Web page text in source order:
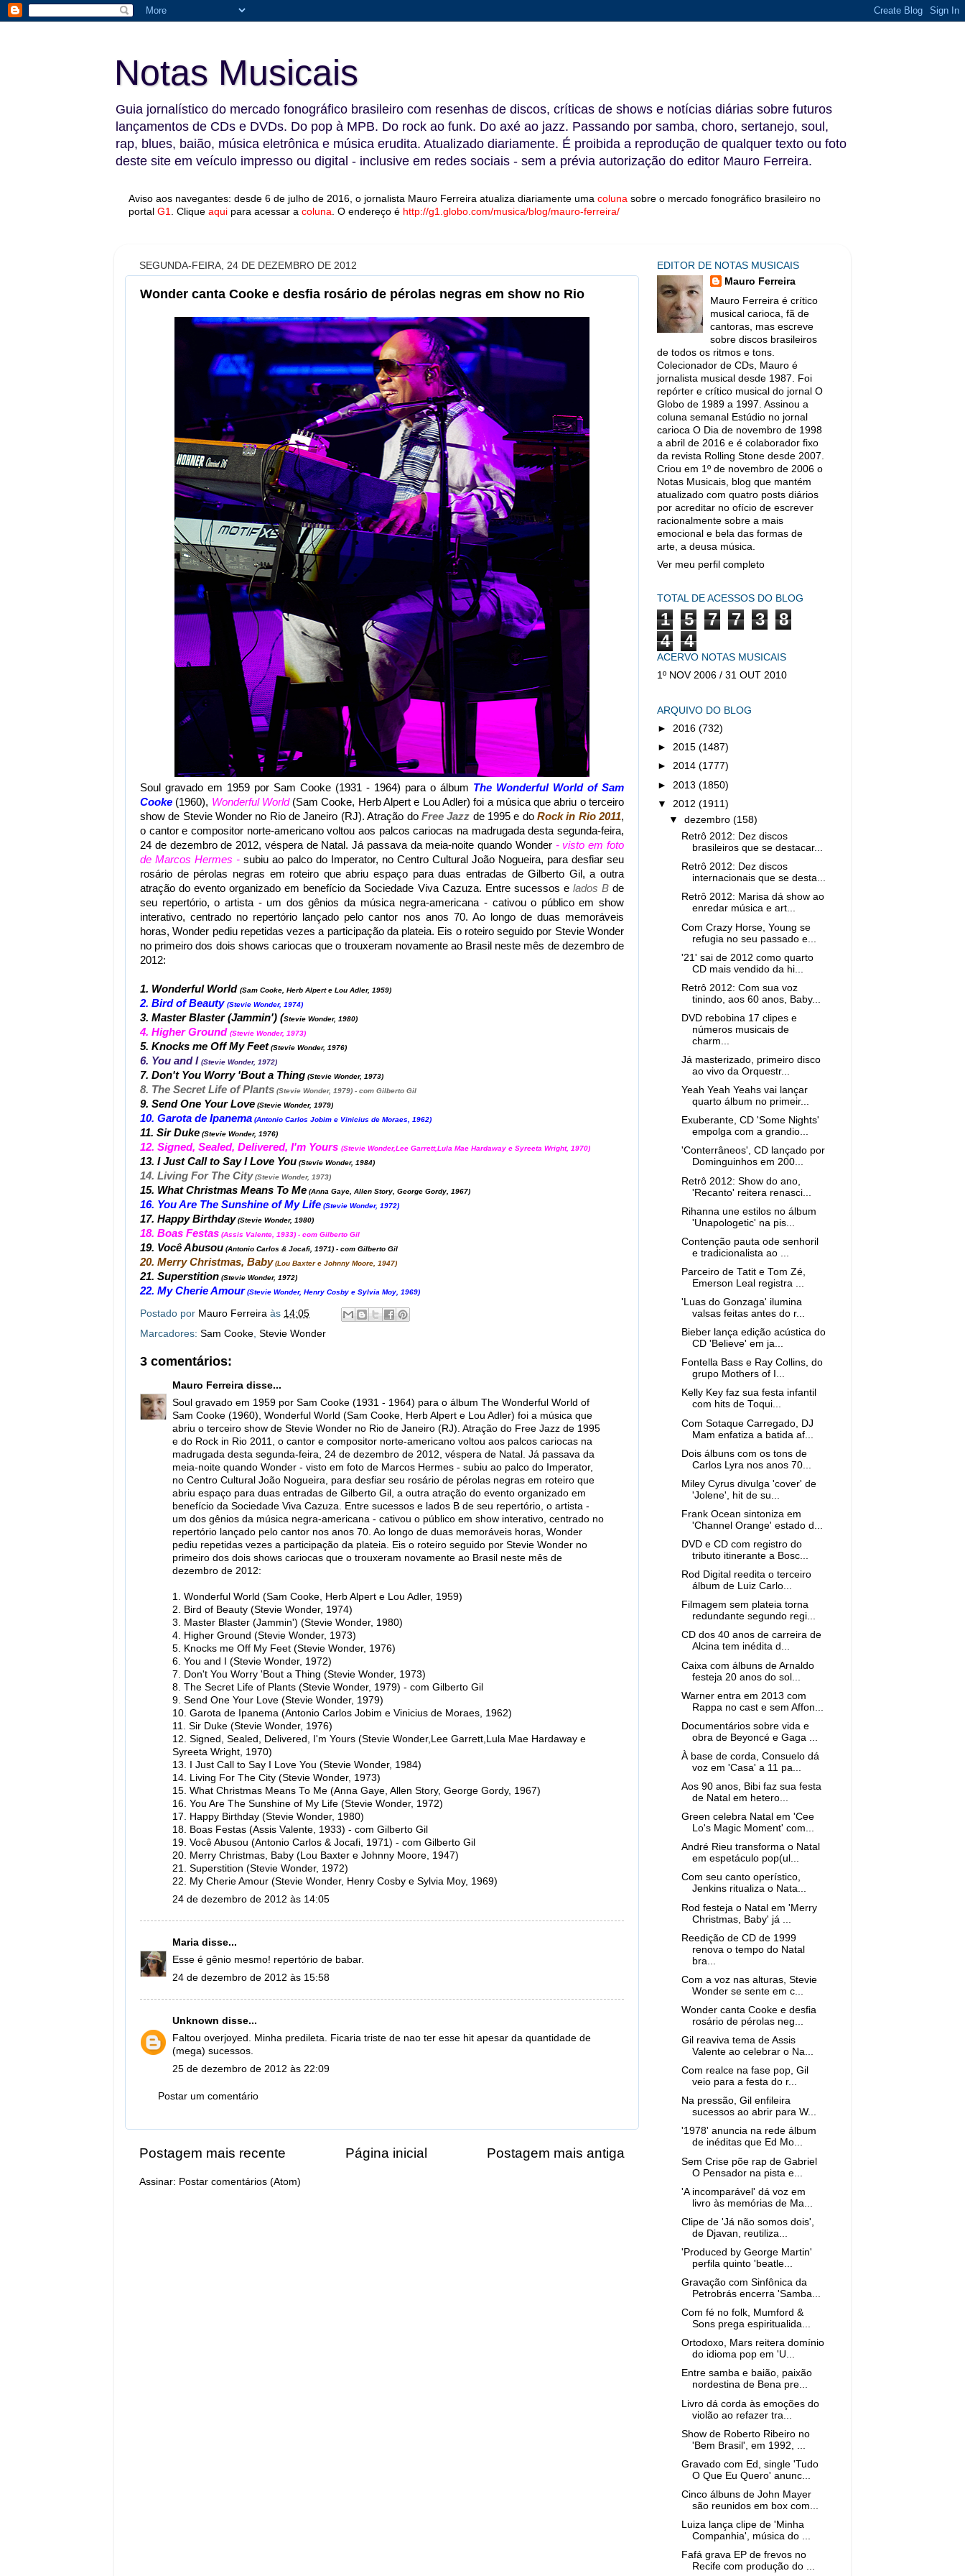
Notas Musicais
Guia jornalístico do mercado fonográfico brasileiro com resenhas de discos, críticas de shows e notícias diárias sobre futuros
lançamentos de CDs e DVDs. Do pop à MPB. Do rock ao funk. Do axé ao jazz. Passando por samba, choro, sertanejo, soul,
rap, blues, baião, música eletrônica e música erudita. Atualizado diariamente. É proibida a reprodução de qualquer texto ou foto
deste site em veículo impresso ou digital - inclusive em redes sociais - sem a prévia autorização do editor Mauro Ferreira.
Aviso aos navegantes: desde 6 de julho de 2016, o jornalista Mauro Ferreira atualiza diariamente uma coluna sobre o mercado fonográfico brasileiro no
portal G1 Clique aqui para acessar a coluna O endereço é http://g1.globo.com/musica/blog/mauro-ferreira/
SEGUNDA-FEIRA, 24 DE DEZEMBRO DE 2012
Wonder canta Cooke e desfia rosário de pérolas negras em show no Rio
Soul gravado em 1959 por Sam Cooke (1931 - 1964) para o álbum The Wonderful World of Sam
Cooke (1960), Wonderful World(Sam Cooke, Herb Alpert e Lou Adler) foi a música que abriu o terceiro
show de Stevie Wonder no Rio de Janeiro (RJ). Atração do Free Jazz de 1995 e do Rock in Rio 2011,
o cantor e compositor norte-americano voltou aos palcos cariocas na madrugada desta segunda-feira,
24 de dezembro de 2012, véspera de Natal. Já passava da meia-noite quando Wonder - visto em foto
de Marcos Hermes - subiu ao palco do Imperator, no Centro Cultural João Nogueira, para desfiar seu
rosário de pérolas negras em roteiro que abriu espaço para duas entradas de Gilberto Gil, a outra
atração do evento organizado em benefício da Sociedade Viva Cazuza. Entre sucessos e lados Bde
seu repertório, o artista - um dos gênios da música negra-americana - cativou o público em show
interativo, centrado no repertório lançado pelo cantor nos anos 70. Ao longo de duas memoráveis
horas, Wonder pediu repetidas vezes a participação da plateia. Eis o roteiro seguido por Stevie Wonder
no primeiro dos dois shows cariocas que o trouxeram novamente ao Brasil neste mês de dezembro de
2012:
1. Wonderful World (Sam Cooke, Herb Alpert e Lou Adler, 1959)
2. Bird of Beauty (Stevie Wonder, 1974)
3. Master Blaster (Jammin') (Stevie Wonder, 1980)
4. Higher Ground (Stevie Wonder, 1973)
5. Knocks me Off My Feet(Stevie Wonder, 1976)
6. You and I (Stevie Wonder, 1972)
7. Don't You Worry 'Bout a Thing (Stevie Wonder, 1973)
8. The Secret Life of Plants (Stevie Wonder, 1979) - com Gilberto Gil
9. Send One Your Love (Stevie Wonder, 1979)
10. Garota de Ipanema (Antonio Carlos Jobim e Vinicius de Moraes, 1962)
11. Sir Duke (Stevie Wonder, 1976)
12. Signed, Sealed, Delivered, I'm Yours (Stevie Wonder,Lee Garrett,Lula Mae Hardaway e Syreeta Wright, 1970)
13. I Just Call to Say I Love You (Stevie Wonder, 1984)
14. Living For The City(Stevie Wonder, 1973)
15. What Christmas Means To Me (Anna Gaye, Allen Story, George Gordy, 1967)
16. You Are The Sunshine of My Life (Stevie Wonder, 1972)
17. Happy Birthday(Stevie Wonder, 1980)
18. Boas Festas (Assis Valente, 1933) - com Gilberto Gil
19. Você Abusou (Antonio Carlos & Jocafi, 1971) - com Gilberto Gil
20. Merry Christmas, Baby(Lou Baxter e Johnny Moore, 1947)
21. Superstition (Stevie Wonder, 1972)
22. My Cherie Amour(Stevie Wonder, Henry Cosby e Sylvia Moy, 1969)
Postado por Mauro Ferreira às 14:05
Marcadores: Sam Cooke, Stevie Wonder
3 comentários:
Mauro Ferreira disse...
Soul gravado em 1959 por Sam Cooke (1931 - 1964) para o álbum The Wonderful World of
Sam Cooke (1960), Wonderful World (Sam Cooke, Herb Alpert e Lou Adler) foi a música que
abriu o terceiro show de Stevie Wonder no Rio de Janeiro (RJ). Atração do Free Jazz de 1995
e do Rock in Rio 2011, o cantor e compositor norte-americano voltou aos palcos cariocas na
madrugada desta segunda-feira, 24 de dezembro de 2012, véspera de Natal. Já passava da
meia-noite quando Wonder - visto em foto de Marcos Hermes - subiu ao palco do Imperator,
no Centro Cultural João Nogueira, para desfiar seu rosário de pérolas negras em roteiro que
abriu espaço para duas entradas de Gilberto Gil, a outra atração do evento organizado em
benefício da Sociedade Viva Cazuza. Entre sucessos e lados B de seu repertório, o artista -
um dos gênios da música negra-americana - cativou o público em show interativo, centrado no
repertório lançado pelo cantor nos anos 70. Ao longo de duas memoráveis horas, Wonder
pediu repetidas vezes a participação da plateia. Eis o roteiro seguido por Stevie Wonder no
primeiro dos dois shows cariocas que o trouxeram novamente ao Brasil neste mês de
dezembro de 2012:
1. Wonderful World (Sam Cooke, Herb Alpert e Lou Adler, 1959)
2. Bird of Beauty (Stevie Wonder, 1974)
3. Master Blaster (Jammin') (Stevie Wonder, 1980)
4. Higher Ground (Stevie Wonder, 1973)
5. Knocks me Off My Feet (Stevie Wonder, 1976)
6. You and I (Stevie Wonder, 1972)
7. Don't You Worry 'Bout a Thing (Stevie Wonder, 1973)
8. The Secret Life of Plants (Stevie Wonder, 1979) - com Gilberto Gil
9. Send One Your Love (Stevie Wonder, 1979)
10. Garota de Ipanema (Antonio Carlos Jobim e Vinicius de Moraes, 1962)
11. Sir Duke (Stevie Wonder, 1976)
12. Signed, Sealed, Delivered, I'm Yours (Stevie Wonder,Lee Garrett,Lula Mae Hardaway e
Syreeta Wright, 1970)
13. I Just Call to Say I Love You (Stevie Wonder, 1984)
14. Living For The City (Stevie Wonder, 1973)
15. What Christmas Means To Me (Anna Gaye, Allen Story, George Gordy, 1967)
16. You Are The Sunshine of My Life (Stevie Wonder, 1972)
17. Happy Birthday (Stevie Wonder, 1980)
18. Boas Festas (Assis Valente, 1933) - com Gilberto Gil
19. Você Abusou (Antonio Carlos & Jocafi, 1971) - com Gilberto Gil
20. Merry Christmas, Baby (Lou Baxter e Johnny Moore, 1947)
21. Superstition (Stevie Wonder, 1972)
22. My Cherie Amour (Stevie Wonder, Henry Cosby e Sylvia Moy, 1969)
24 de dezembro de 2012 às 14:05
Maria disse...
Esse é gênio mesmo! repertório de babar.
24 de dezembro de 2012 às 15:58
Unknown disse...
Faltou overjoyed. Minha predileta. Ficaria triste de nao ter esse hit apesar da quantidade de
(mega) sucessos.
25 de dezembro de 2012 às 22:09
Postar um comentário
Postagem mais recente Postagem mais antiga
Página inicial
Assinar: Postar comentários (Atom)
EDITOR DE NOTAS MUSICAIS
Mauro Ferreira
Mauro Ferreira é crítico
musical carioca, fã de
cantoras, mas escreve
sobre discos brasileiros
de todos os ritmos e tons.
Colecionador de CDs, Mauro é
jornalista musical desde 1987. Foi
repórter e crítico musical do jornal O
Globo de 1989 a 1997. Assinou a
coluna semanal Estúdio no jornal
carioca O Dia de novembro de 1998
a abril de 2016 e é colaborador fixo
da revista Rolling Stone desde 2007.
Criou em 1º de novembro de 2006 o
Notas Musicais, blog que mantém
atualizado com quatro posts diários
por acreditar no ofício de escrever
racionalmente sobre a mais
emocional e bela das formas de
arte, a deusa música.
Ver meu perfil completo
TOTAL DE ACESSOS DO BLOG
1 5 7 7 3
8
4
4
ACERVO NOTAS MUSICAIS
1º NOV 2006 / 31 OUT 2010
ARQUIVO DO BLOG
► 2016 (732)
► 2015 (1487)
► 2014 (1777)
► 2013 (1850)
▼ 2012 (1911)
▼dezembro(158)
Retrô 2012: Dez discos
brasileiros que se destacar...
Retrô 2012: Dez discos
internacionais que se desta...
Retrô 2012: Marisa dá show ao
enredar música e art...
Com Crazy Horse, Young se
refugia no seu passado e...
'21' sai de 2012 como quarto
CD mais vendido da hi...
Retrô 2012: Com sua voz
tinindo, aos 60 anos, Baby...
DVD rebobina 17 clipes e
números musicais de
charm...
Já masterizado, primeiro disco
ao vivo da Orquestr...
Yeah Yeah Yeahs vai lançar
quarto álbum no primeir...
Exuberante, CD 'Some Nights'
empolga com a grandio...
'Conterrâneos', CD lançado por
Dominguinhos em 200...
Retrô 2012: Show do ano,
'Recanto' reitera renasci...
Rihanna une estilos no álbum
'Unapologetic' na pis...
Contenção pauta ode senhoril
e tradicionalista ao ...
Parceiro de Tatit e Tom Zé,
Emerson Leal registra ...
'Luas do Gonzaga' ilumina
valsas feitas antes do r...
Bieber lança edição acústica do
CD 'Believe' em ja...
Fontella Bass e Ray Collins, do
grupo Mothers of I...
Kelly Key faz sua festa infantil
com hits de Toqui...
Com Sotaque Carregado, DJ
Mam enfatiza a batida af...
Dois álbuns com os tons de
Carlos Lyra nos anos 70...
Miley Cyrus divulga 'cover' de
'Jolene', hit de su...
Frank Ocean sintoniza em
'Channel Orange' estado d...
DVD e CD com registro do
tributo itinerante a Bosc...
Rod Digital reedita o terceiro
álbum de Luiz Carlo...
Filmagem sem plateia torna
redundante segundo regi...
CD dos 40 anos de carreira de
Alcina tem inédita d...
Caixa com álbuns de Arnaldo
festeja 20 anos do sol...
Warner entra em 2013 com
Rappa no cast e sem Affon...
Documentários sobre vida e
obra de Beyoncé e Gaga ...
À base de corda, Consuelo dá
voz em 'Casa' a 11 pa...
Aos 90 anos, Bibi faz sua festa
de Natal em hetero...
Green celebra Natal em 'Cee
Lo's Magic Moment' com...
André Rieu transforma o Natal
em espetáculo pop(ul...
Com seu canto operístico,
Jenkins ritualiza o Nata...
Rod festeja o Natal em 'Merry
Christmas, Baby' já ...
Reedição de CD de 1999
renova o tempo do Natal
bra...
Com a voz nas alturas, Stevie
Wonder se sente em c...
Wonder canta Cooke e desfia
rosário de pérolas neg...
Gil reaviva tema de Assis
Valente ao celebrar o Na...
Com realce na fase pop, Gil
veio para a festa do r...
Na pressão, Gil enfileira
sucessos ao abrir para W...
'1978' anuncia na rede álbum
de inéditas que Ed Mo...
Sem Crise põe rap de Gabriel
O Pensador na pista e...
'A incomparável' dá voz em
livro às memórias de Ma...
Clipe de 'Já não somos dois',
de Djavan, reutiliza...
'Produced by George Martin'
perfila quinto 'beatle...
Gravação com Sinfônica da
Petrobrás encerra 'Samba...
Com fé no folk, Mumford &
Sons prega espiritualida...
Ortodoxo, Mars reitera domínio
do idioma pop em 'U...
Entre samba e baião, paixão
nordestina de Bena pre...
Livro dá corda às emoções do
violão ao refazer tra...
Show de Roberto Ribeiro no
'Bem Brasil', em 1992, ...
Gravado com Ed, single 'Tudo
O Que Eu Quero' anunc...
Cinco álbuns de John Mayer
são reunidos em box com...
Luiza lança clipe de 'Minha
Companhia', música do ...
Fafá grava EP de frevos no
Recife com produção do ...